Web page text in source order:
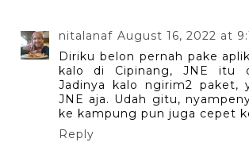
nitalanaf August 16, 2022 at
Diriku belon pernah pake
kalo di Cipinang, JNE itu
Jadinya kalo ngirim2 paket,
JNE aja. Udah gitu,
ke kampung pun juga cepet
Reply